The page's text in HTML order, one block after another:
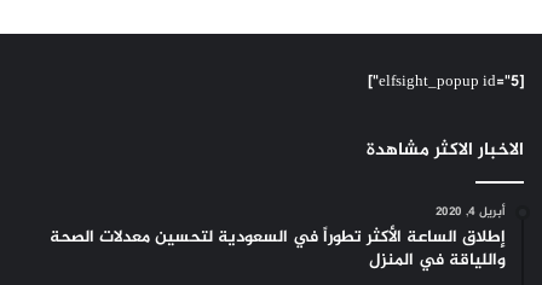
[elfsight_popup id="5"]
الاخبار الاكثر مشاهدة
أبريل 4, 2020
إطلاق الساعة الأكثر تطوراً في السعودية لتحسين معدلات الصحة
واللياقة في المنزل